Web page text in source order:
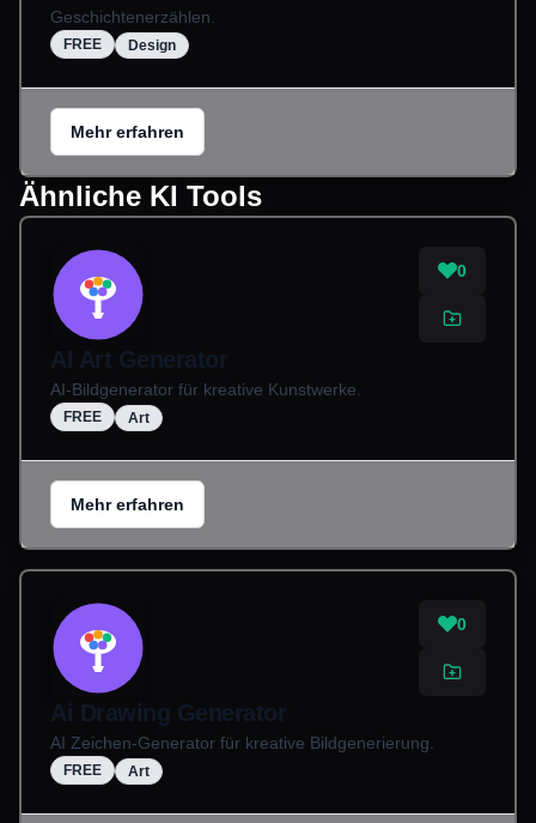
Geschichtenerzählen.
FREE Design
Mehr erfahren
Ähnliche KI Tools
0
AI Art Generator
AI-Bildgenerator für kreative Kunstwerke.
FREE Art
Mehr erfahren
0
Ai Drawing Generator
AI Zeichen-Generator für kreative Bildgenerierung.
FREE Art